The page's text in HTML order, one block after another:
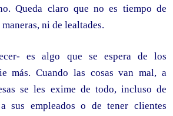
Queda claro que no es tiempo de
ni de lealtades.
es algo que se espera de los
más. Cuando las cosas van mal, a
se les exime de todo, incluso de
sus empleados o de tener clientes